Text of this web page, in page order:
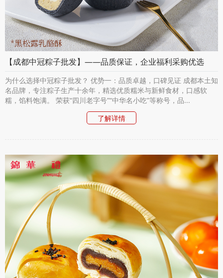
【成都中冠粽子批发】——品质保证，企业福利采购优选
为什么选择中冠粽子批发？ 优势一：品质卓越，口碑见证 成都本土知
名品牌，专注粽子生产十余年，精选优质糯米与新鲜食材，口感软
糯，馅料饱满。 荣获“四川老字号”“中华名小吃”等称号，品...
了解详情